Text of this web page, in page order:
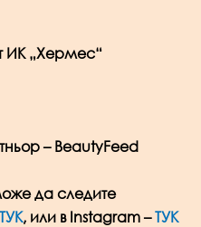
ИК „Хермес“
– BeautyFeed
да следите
ТУК, или в Instagram –ТУК